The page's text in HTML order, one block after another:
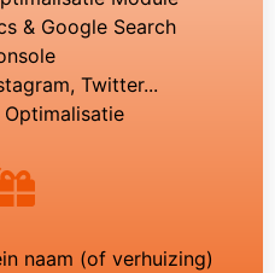
& Google Search
Twitter...
Optimalisatie
naam (of verhuizing)